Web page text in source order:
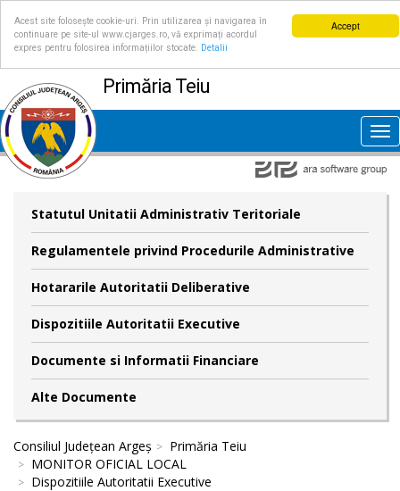
Accept
Acest site folosește cookie-uri. Prin utilizarea și navigarea în
continuare pe site-ul www.cjarges.ro, vă exprimați acordul
expres pentru folosirea informațiilor stocate.
Detalii
Primăria Teiu
Statutul Unitatii Administrativ Teritoriale
Regulamentele privind Procedurile Administrative
Hotararile Autoritatii Deliberative
Dispozitiile Autoritatii Executive
Documente si Informatii Financiare
Alte Documente
Consiliul Județean Argeș
Primăria Teiu
MONITOR OFICIAL LOCAL
Dispozitiile Autoritatii Executive